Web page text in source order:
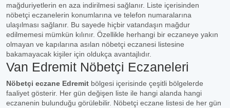
mağduriyetlerin en aza indirilmesi sağlanır. Liste içerisinden
nöbetçi eczanelerin konumlarına ve telefon numaralarına
ulaşılması sağlanır. Bu sayede hiçbir vatandaşın mağdur
edilmemesi mümkün kılınır. Özellikle herhangi bir eczaneye yakın
olmayan ve kapılarına asılan nöbetçi eczanesi listesine
bakamayacak kişiler için oldukça avantajlıdır.
Van Edremit Nöbetçi Eczaneleri
Nöbetçi eczane Edremit bölgesi içerisinde çeşitli bölgelerde
faaliyet gösterir. Her gün değişen liste ile hangi alanda hangi
eczanenin bulunduğu görülebilir. Nöbetçi eczane listesi de her gün